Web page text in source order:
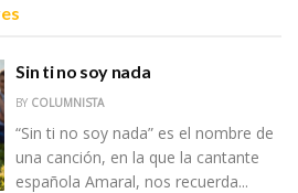
Sin ti no soy nada
BY COLUMNISTA
“Sin ti no soy nada” es el nombre de
una canción, en la que la cantante
española Amaral, nos recuerda...